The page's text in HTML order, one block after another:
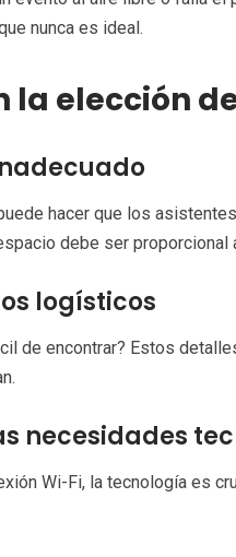
nunca es ideal.
la elección
hacer que los
debe ser proporcional
logísticos
de encontrar? Estos
necesidades
Wi-Fi, la tecnología es